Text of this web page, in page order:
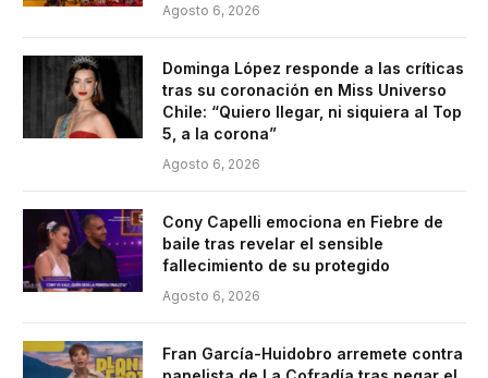
Agosto 6, 2026
Dominga López responde a las críticas
tras su coronación en Miss Universo
Chile: “Quiero llegar, ni siquiera al Top
5, a la corona”
Agosto 6, 2026
Cony Capelli emociona en Fiebre de
baile tras revelar el sensible
fallecimiento de su protegido
Agosto 6, 2026
Fran García-Huidobro arremete contra